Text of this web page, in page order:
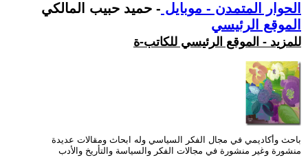
الحوار المتمدن - موبايل - حميد حبيب المالكي
الموقع الرئيسي
للمزيد - الموقع الرئيسي للكاتب-ة
باحث وأكاديمي في مجال الفكر السياسي وله ابحاث ومقالات عديدة
منشورة وغير منشورة في مجالات الفكر والسياسة والتأريخ والأدب